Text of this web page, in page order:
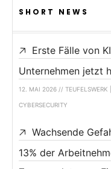
SHORT NEWS
Erste Fälle von
Unternehmen jetzt
12. MAI 2026 // TEUFELSWERK
CYBERSECURITY
Wachsende
13% der